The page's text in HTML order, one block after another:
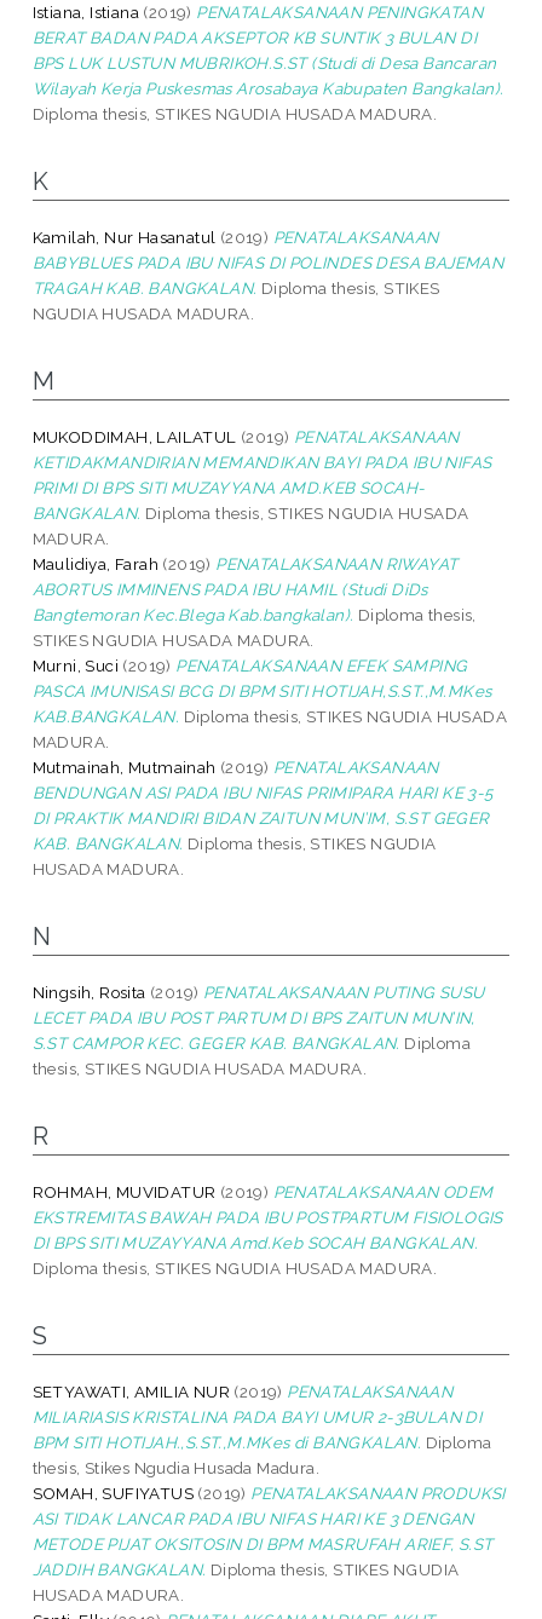
Istiana, Istiana (2019) PENATALAKSANAAN PENINGKATAN
BERAT BADAN PADA AKSEPTOR KB SUNTIK 3 BULAN DI
BPS LUK LUSTUN MUBRIKOH.S.ST (Studi di Desa Bancaran
Wilayah Kerja Puskesmas Arosabaya Kabupaten Bangkalan).
Diploma thesis, STIKES NGUDIA HUSADA MADURA.
K
Kamilah, Nur Hasanatul (2019) PENATALAKSANAAN
BABYBLUES PADA IBU NIFAS DI POLINDES DESA BAJEMAN
TRAGAH KAB. BANGKALAN. Diploma thesis, STIKES
NGUDIA HUSADA MADURA.
M
MUKODDIMAH, LAILATUL (2019) PENATALAKSANAAN
KETIDAKMANDIRIAN MEMANDIKAN BAYI PADA IBU NIFAS
PRIMI DI BPS SITI MUZAYYANA AMD.KEB SOCAH-
BANGKALAN. Diploma thesis, STIKES NGUDIA HUSADA
MADURA.
Maulidiya, Farah (2019) PENATALAKSANAAN RIWAYAT
ABORTUS IMMINENS PADA IBU HAMIL (Studi DiDs
Bangtemoran Kec.Blega Kab.bangkalan). Diploma thesis,
STIKES NGUDIA HUSADA MADURA.
Murni, Suci (2019) PENATALAKSANAAN EFEK SAMPING
PASCA IMUNISASI BCG DI BPM SITI HOTIJAH,S.ST.,M.MKes
KAB.BANGKALAN. Diploma thesis, STIKES NGUDIA HUSADA
MADURA.
Mutmainah, Mutmainah (2019) PENATALAKSANAAN
BENDUNGAN ASI PADA IBU NIFAS PRIMIPARA HARI KE 3-5
DI PRAKTIK MANDIRI BIDAN ZAITUN MUN’IM, S.ST GEGER
KAB. BANGKALAN. Diploma thesis, STIKES NGUDIA
HUSADA MADURA.
N
Ningsih, Rosita (2019) PENATALAKSANAAN PUTING SUSU
LECET PADA IBU POST PARTUM DI BPS ZAITUN MUN’IN,
S.ST CAMPOR KEC. GEGER KAB. BANGKALAN. Diploma
thesis, STIKES NGUDIA HUSADA MADURA.
R
ROHMAH, MUVIDATUR (2019) PENATALAKSANAAN ODEM
EKSTREMITAS BAWAH PADA IBU POSTPARTUM FISIOLOGIS
DI BPS SITI MUZAYYANA Amd.Keb SOCAH BANGKALAN.
Diploma thesis, STIKES NGUDIA HUSADA MADURA.
S
SETYAWATI, AMILIA NUR (2019) PENATALAKSANAAN
MILIARIASIS KRISTALINA PADA BAYI UMUR 2-3BULAN DI
BPM SITI HOTIJAH.,S.ST.,M.MKes di BANGKALAN. Diploma
thesis, Stikes Ngudia Husada Madura.
SOMAH, SUFIYATUS (2019) PENATALAKSANAAN PRODUKSI
ASI TIDAK LANCAR PADA IBU NIFAS HARI KE 3 DENGAN
METODE PIJAT OKSITOSIN DI BPM MASRUFAH ARIEF, S.ST
JADDIH BANGKALAN. Diploma thesis, STIKES NGUDIA
HUSADA MADURA.